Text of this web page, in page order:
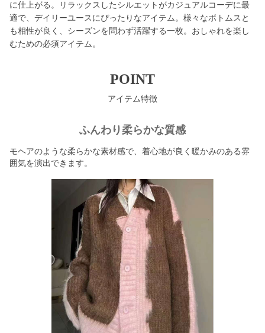
に仕上がる。リラックスしたシルエットがカジュアルコーデに最
適で、デイリーユースにぴったりなアイテム。様々なボトムスと
も相性が良く、シーズンを問わず活躍する一枚。おしゃれを楽し
むための必須アイテム。
POINT
アイテム特徴
ふんわり柔らかな質感
モヘアのような柔らかな素材感で、着心地が良く暖かみのある雰
囲気を演出できます。